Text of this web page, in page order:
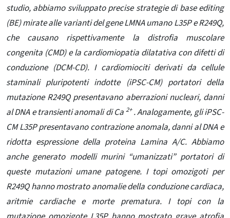
studio, abbiamo sviluppato precise strategie di base editing
(BE) mirate alle varianti del geneLMNAumano L35P e R249Q,
che causano rispettivamente la distrofia muscolare
congenita (CMD) e la cardiomiopatia dilatativa con difetti di
conduzione (DCM-CD). I cardiomiociti derivati ​​da cellule
staminali pluripotenti indotte (iPSC-CM) portatori della
mutazione R249Q presentavano aberrazioni nucleari, danni
al DNA e transienti anomali di Ca 2+. Analogamente, gli iPSC-
CM L35P presentavano contrazione anomala, danni al DNA e
ridotta espressione della proteina Lamina A/C. Abbiamo
anche generato modelli murini “umanizzati” portatori di
queste mutazioni umane patogene. I topi omozigoti per
R249Q hanno mostrato anomalie della conduzione cardiaca,
aritmie cardiache e morte prematura. I topi con la